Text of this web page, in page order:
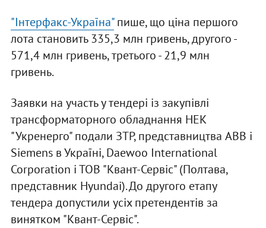
"Інтерфакс-Україна"пише, що ціна першого
лота становить 335,3 млн гривень, другого -
571,4 млн гривень, третього - 21,9 млн
гривень.
Заявки на участь у тендері із закупівлі
трансформаторного обладнання НЕК
"Укренерго" подали ЗТР, представництва ABB і
Siemens в Україні, Daewoo International
Corporation і ТОВ "Квант-Сервіс" (Полтава,
представник Hyundai). До другого етапу
тендера допустили усіх претендентів за
винятком "Квант-Сервіс".